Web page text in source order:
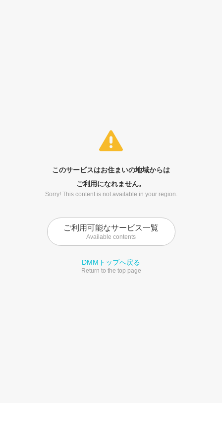
このサービスはお住まいの地域からは
ご利用になれません。
Sorry! This content is not available in your region.
ご利用可能なサービス一覧
Available contents
DMMトップへ戻る
Return to the top page